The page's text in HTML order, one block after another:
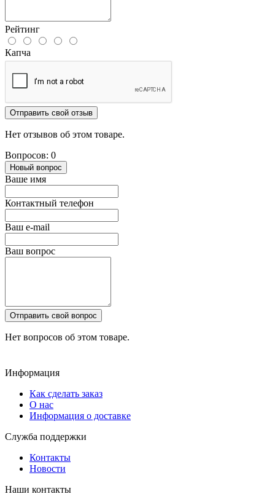
Рейтинг
Капча
Отправить свой отзыв
Нет отзывов об этом товаре.
Вопросов: 0
Новый вопрос
Ваше имя
Контактный телефон
Ваш e-mail
Ваш вопрос
Отправить свой вопрос
Нет вопросов об этом товаре.
Информация
Как сделать заказ
О нас
Информация о доставке
Служба поддержки
Контакты
Новости
Наши контакты